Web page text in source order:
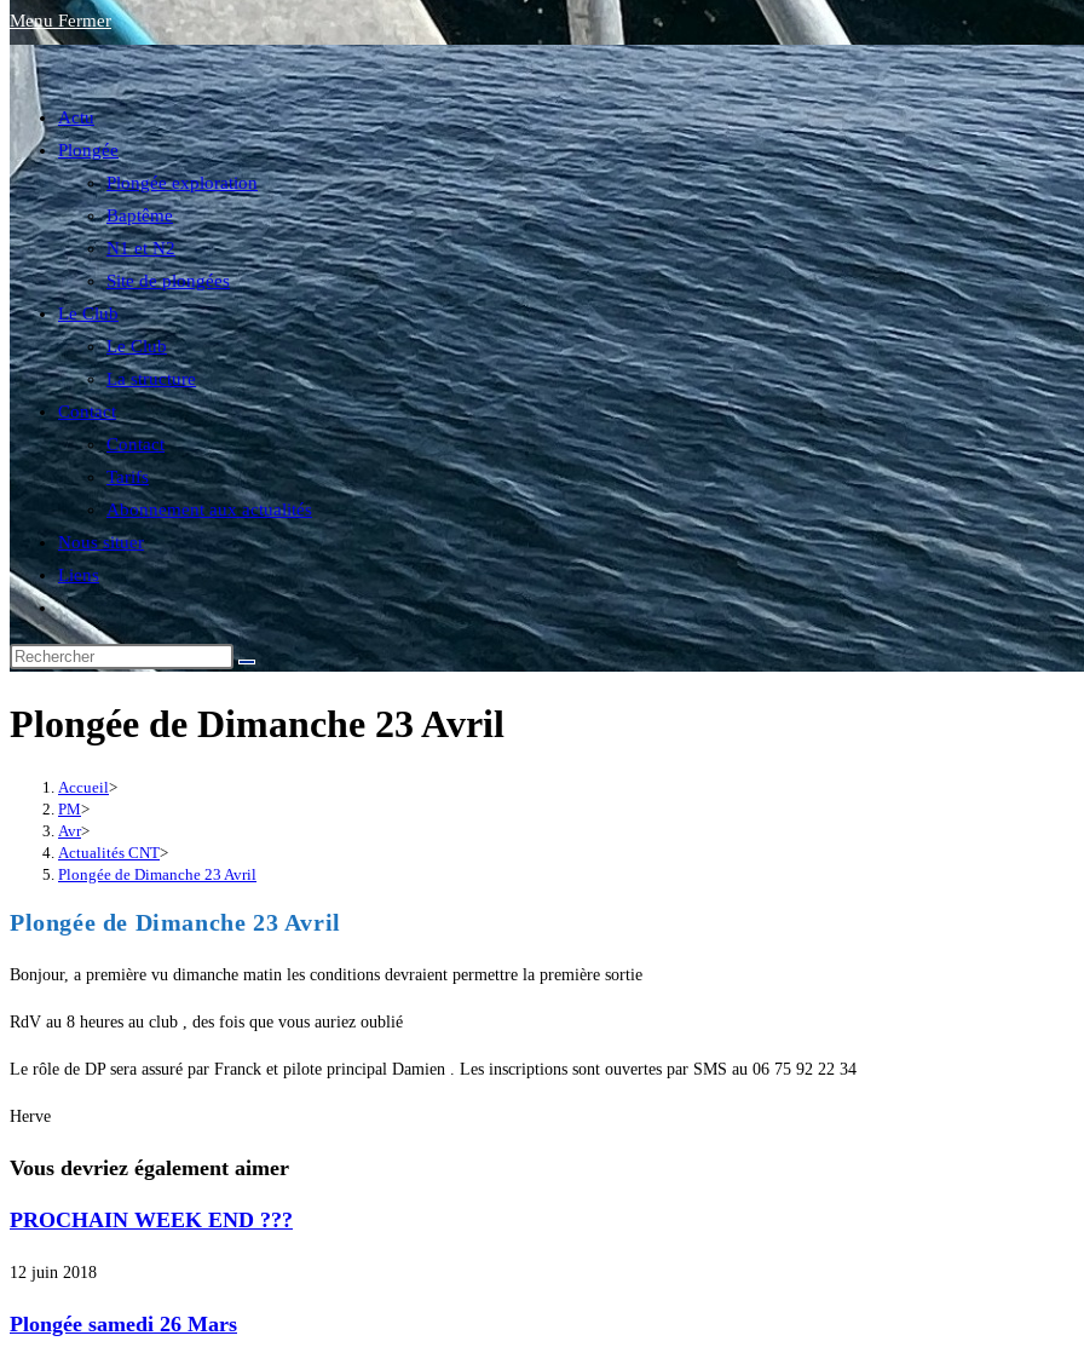
search
Menu Fermer
Actu
Plongée
Plongée exploration
Baptême
N1 et N2
Site de plongées
Le Club
Le Club
La structure
Contact
Contact
Tarifs
Abonnement aux actualités
Nous situer
Liens
Toggle
website
search
Plongée de Dimanche 23 Avril
Accueil>
PM>
Avr>
Actualités CNT>
Plongée de Dimanche 23 Avril
Plongée de Dimanche 23 Avril
Bonjour, a première vu dimanche matin les conditions devraient permettre la première sortie
RdV au 8 heures au club , des fois que vous auriez oublié
Le rôle de DP sera assuré par Franck et pilote principal Damien . Les inscriptions sont ouvertes par SMS au 06 75 92 22 34
Herve
Vous devriez également aimer
PROCHAIN WEEK END ???
12 juin 2018
Plongée samedi 26 Mars